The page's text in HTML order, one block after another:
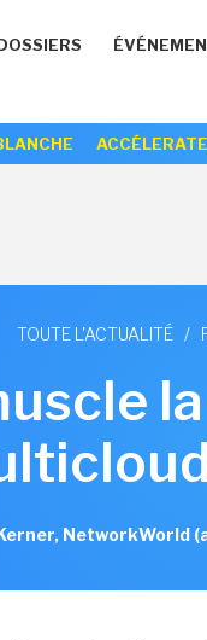
TOUTE L'ACTUALITÉ /
NetworkWorld